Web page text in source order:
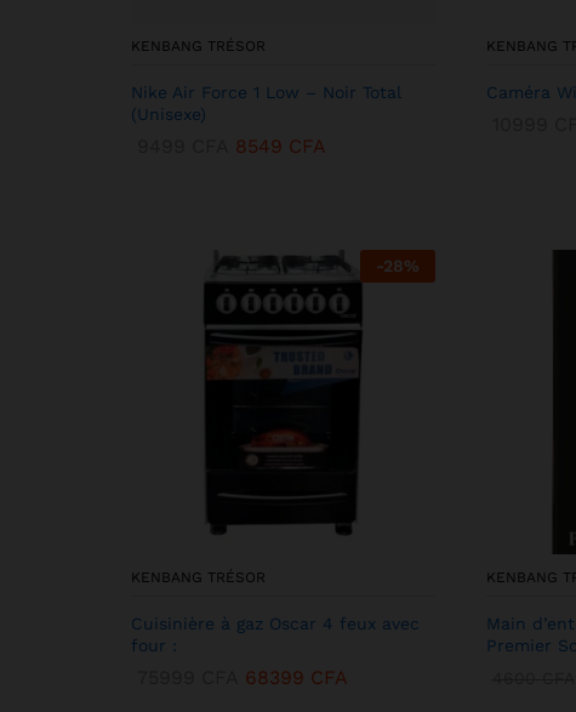
KENBANG TRÉSOR
Nike Air Force 1 Low – Noir Total
(Unisexe)
8549 CFA
KENBANG
Caméra
-28%
KENBANG TRÉSOR
Cuisinière à gaz Oscar 4 feux avec
four :
68399 CFA
KENBANG
Main
Premier